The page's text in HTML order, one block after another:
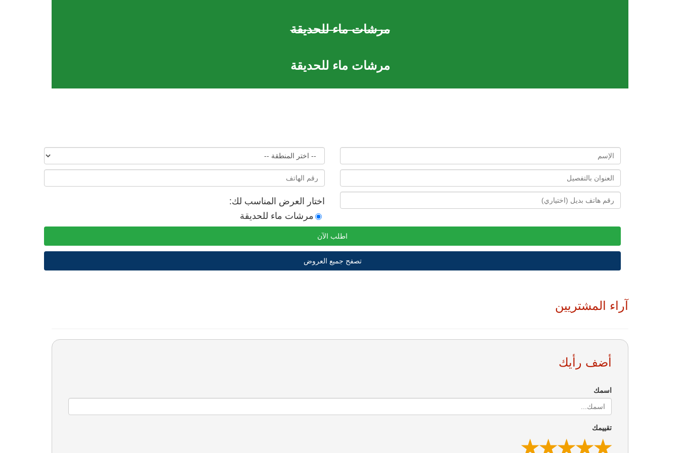
مرشات ماء للحديقة
مرشات ماء للحديقة
اختار العرض المناسب لك:
مرشات ماء للحديقة
اطلب الآن
تصفح جميع العروض
آراء المشتريين
أضف رأيك
اسمك
تقييمك
★
★
★★
★
★ ★
★
★
★ ★
★
★
★
★